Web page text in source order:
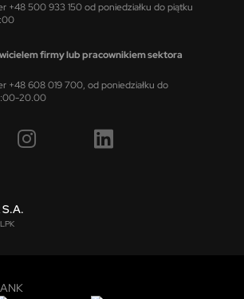
+48 500 933 150 od poniedziałku do piątku
firmy lub pracownikiem sektora
+48 608 019 700, od poniedziałku do
20.00